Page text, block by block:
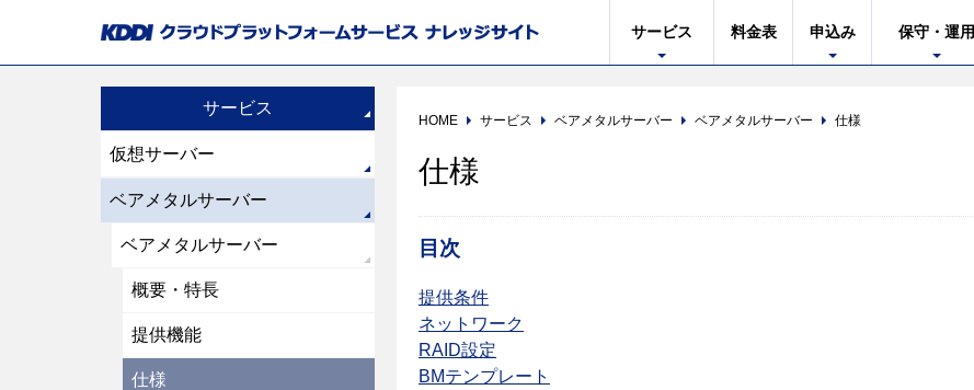
サービス 料金表 申込み 保守・運用
HOME サービス ベアメタルサーバー ベアメタルサーバー 仕様
仕様
目次
提供条件
ネットワーク
RAID設定
BMテンプレート
サービス
仮想サーバー
ベアメタルサーバー
ベアメタルサーバー
概要・特長
提供機能
仕様